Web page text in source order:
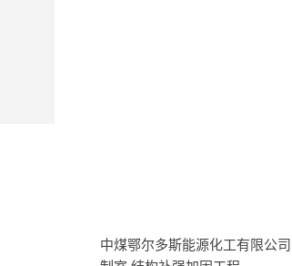
中煤鄂尔多斯能源化工有限公